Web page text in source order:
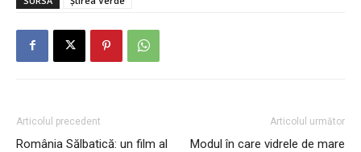
Articolul precedent
România Sălbatică: un film al
Articolul următor
Modul în care vidrele de mare